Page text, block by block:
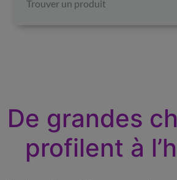
De grandes
profilent à